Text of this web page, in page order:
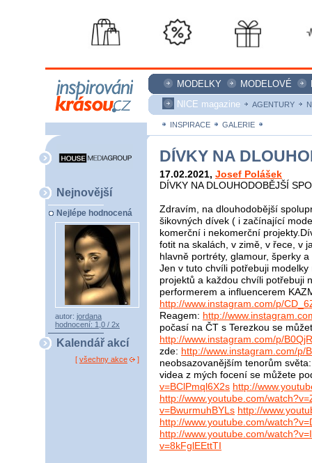
MODELKY MODELOVÉ
NICE magazine
AGENTURY
INSPIRACE GALERIE
Nejnovější
Nejlépe hodnocená
autor: jordana
hodnocení: 1,0 / 2x
Kalendář akcí
[ všechny akce ]
DÍVKY NA
17.02.2021, Josef Polášek
DÍVKY NA DLOUHODOBĚJŠÍ
Zdravím, na dlouhodobější
šikovných dívek ( i začínající
komerční i nekomerční
fotit na skalách, v zimě, v řece, v
hlavně portréty, glamour, šperky
Jen v tuto chvíli potřebuji
projektů a každou chvíli potřebuji
performerem a influencerem
http://www.instagram.com/p/
Reagem: http://
počasí na ČT s Terezkou se
http://www.instagram.com/p/
zde: http://www.instagram.com/p/
neobsazovanějším tenorům
videa z mých focení se můžete
v=BClPmql6X2s http://
http://www.youtube.com/
v=BwurmuhBYLs http://
http://www.youtube.com/
http://www.youtube.com/
v=8kFglEEttTI